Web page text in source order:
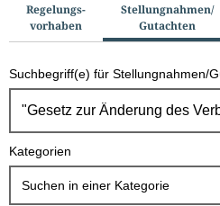
u
c
h
o
Regelungs­
vorhaben
Stellungnahmen/​
Gutachten
Suchbegriff(e) für Stellungnahmen/
Kategorien
Suchen in einer Kategorie